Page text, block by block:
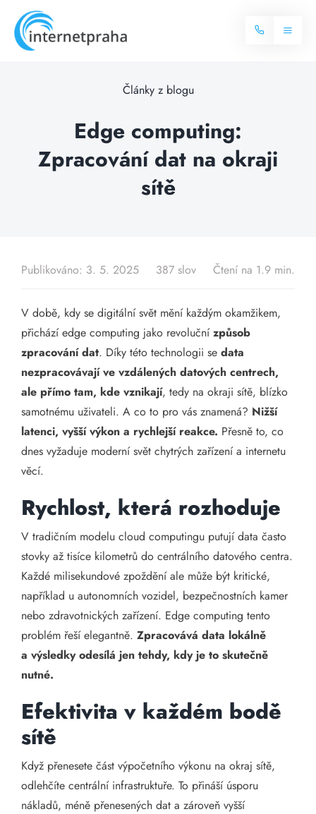
content
Toggle
Balíčky internetu
Více o internetu
Televize
Články z blogu
Edge computing:
Zpracování dat na okraji
sítě
Publikováno: 3. 5. 2025 387 slov Čtení na 1.9 min.
V době, kdy se digitální svět mění každým okamžikem,
přichází edge computing jako revolučnízpůsob
zpracování dat. Díky této technologii se data
nezpracovávají ve vzdálených datových centrech,
ale přímo tam, kde vznikají, tedy na okraji sítě, blízko
samotnému uživateli. A co to pro vás znamená? Nižší
latenci, vyšší výkon a rychlejší reakce. Přesně to, co
dnes vyžaduje moderní svět chytrých zařízení a internetu
věcí.
Rychlost, která rozhoduje
V tradičním modelu cloud computingu putují data často
stovky až tisíce kilometrů do centrálního datového centra.
Každé milisekundové zpoždění ale může být kritické,
například u autonomních vozidel, bezpečnostních kamer
nebo zdravotnických zařízení. Edge computing tento
problém řeší elegantně. Zpracovává data lokálně
a výsledky odesílá jen tehdy, kdy je to skutečně
nutné.
Efektivita v každém bodě
sítě
Když přenesete část výpočetního výkonu na okraj sítě,
odlehčíte centrální infrastruktuře. To přináší úsporu
nákladů, méně přenesených dat a zároveň vyšší